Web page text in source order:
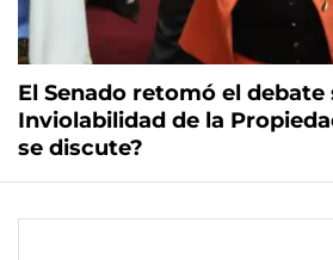
El Senado retomó el debate
Inviolabilidad de la
se discute?